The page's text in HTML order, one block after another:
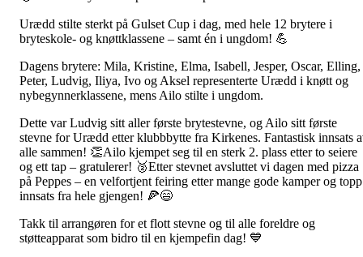
Urædd stilte sterkt på Gulset Cup i dag, med hele 12 brytere i
bryteskole- og knøttklassene – samt én i ungdom! 💪
Dagens brytere: Mila, Kristine, Elma, Isabell, Jesper, Oscar, Elling,
Peter, Ludvig, Iliya, Ivo og Aksel representerte Urædd i knøtt og
nybegynnerklassene, mens Ailo stilte i ungdom.
Dette var Ludvig sitt aller første brytestevne, og Ailo sitt første
stevne for Urædd etter klubbbytte fra Kirkenes. Fantastisk innsats
alle sammen! 👏Ailo kjempet seg til en sterk 2. plass etter to seiere
og ett tap – gratulerer! 🥈Etter stevnet avsluttet vi dagen med pizza
på Peppes – en velfortjent feiring etter mange gode kamper og topp
innsats fra hele gjengen! 🍕😄
Takk til arrangøren for et flott stevne og til alle foreldre og
støtteapparat som bidro til en kjempefin dag! 💙